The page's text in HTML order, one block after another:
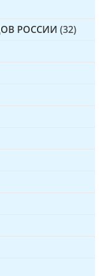
РОССИИ (32)